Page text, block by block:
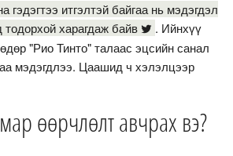
итгэлтэй байгаа нь мэдэгдэл
харагдаж байв
. Ийнхүү
"Рио Тинто" талаас эцсийн санал
мэдэгдлээ. Цаашид ч хэлэлцээр
өөрчлөлт авчрах вэ?